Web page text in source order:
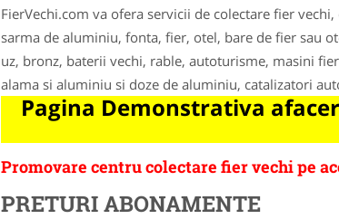
FierVechi.com va ofera servicii de colectare fier
sarma de aluminiu, fonta, fier, otel, bare de fier sau
uz, bronz, baterii vechi, rable, autoturisme, masini
alama si aluminiu si doze de aluminiu, catalizatori
Pagina Demonstrativa
Promovare centru colectare fier vechi pe
PRETURI ABONAMENTE